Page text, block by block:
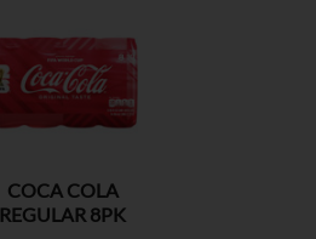
COCA COLA
REGULAR 8PK